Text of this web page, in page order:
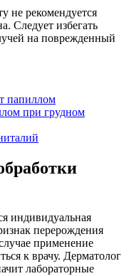
не рекомендуется
Следует избегать
на поврежденный
папиллом
при грудном
индивидуальная
перерождения
применение
к врачу. Дерматолог
лабораторные